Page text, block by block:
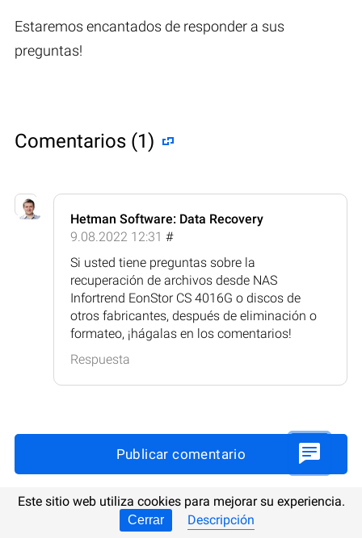
Estaremos encantados de responder a sus
preguntas!
Comentarios (1)
Hetman Software: Data Recovery
9.08.2022 12:31 #
Si usted tiene preguntas sobre la
recuperación de archivos desde NAS
Infortrend EonStor CS 4016G o discos de
otros fabricantes, después de eliminación o
formateo, ¡hágalas en los comentarios!
Respuesta
Publicar comentario
Este sitio web utiliza cookies para mejorar su experiencia.
Cerrar Descripción